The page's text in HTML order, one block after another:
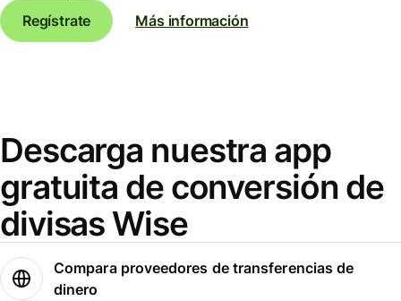
Regístrate
Más información
Descarga nuestra app
gratuita de conversión de
divisas Wise
Compara proveedores de transferencias de
dinero